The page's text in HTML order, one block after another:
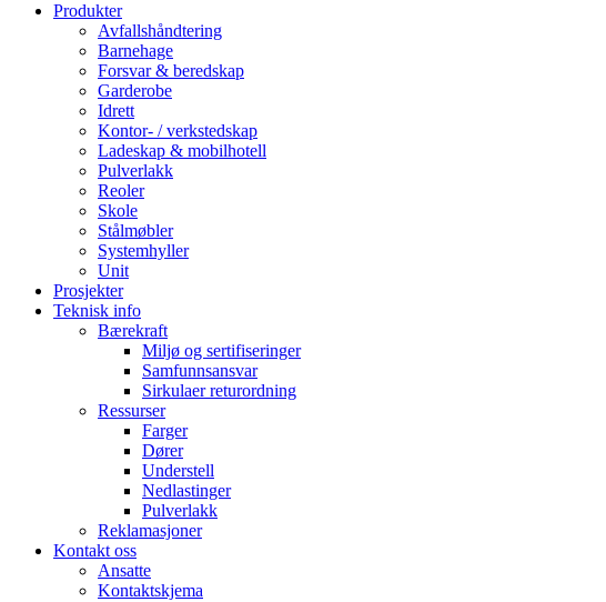
Produkter
Avfallshåndtering
Barnehage
Forsvar & beredskap
Garderobe
Idrett
Kontor- / verkstedskap
Ladeskap & mobilhotell
Pulverlakk
Reoler
Skole
Stålmøbler
Systemhyller
Unit
Prosjekter
Teknisk info
Bærekraft
Miljø og sertifiseringer
Samfunnsansvar
Sirkulaer returordning
Ressurser
Farger
Dører
Understell
Nedlastinger
Pulverlakk
Reklamasjoner
Kontakt oss
Ansatte
Kontaktskjema